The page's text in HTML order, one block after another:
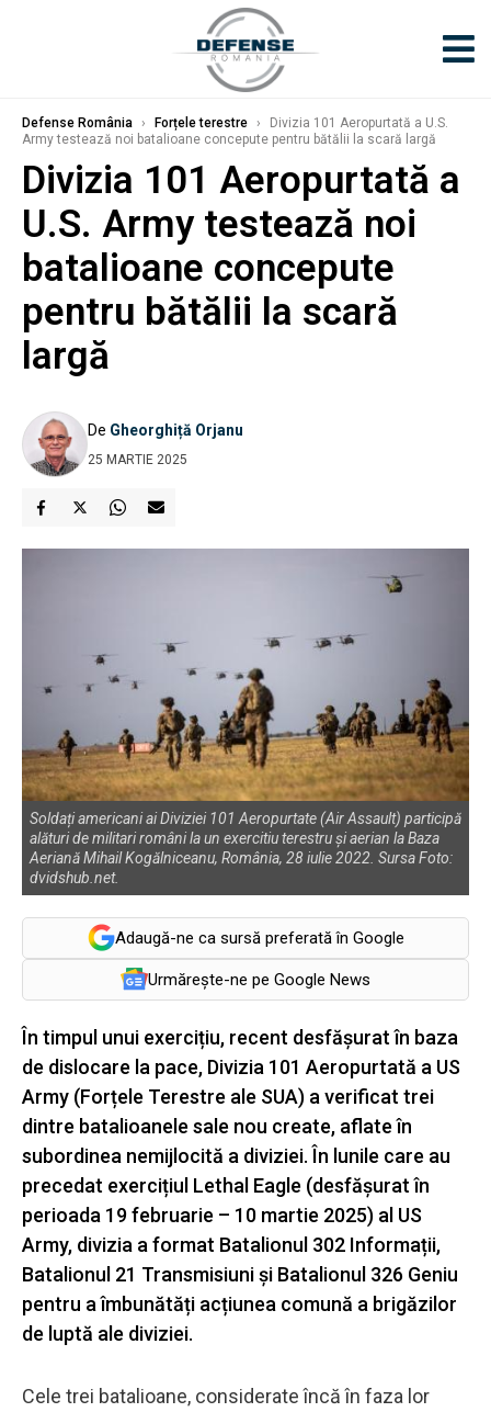
Defense România › Forțele terestre ›
Divizia 101 Aeropurtată a U.S.
Army testează noi batalioane concepute pentru bătălii la scară largă
Divizia 101 Aeropurtată a
U.S. Army testează noi
batalioane concepute
pentru bătălii la scară
largă
De Gheorghiță Orjanu
25 MARTIE 2025
Soldați americani ai Diviziei 101 Aeropurtate (Air Assault) participă
alături de militari români la un exercitiu terestru și aerian la Baza
Aeriană Mihail Kogălniceanu, România, 28 iulie 2022. Sursa Foto:
dvidshub.net.
Adaugă-ne ca sursă preferată în Google
Urmărește-ne pe Google News
În timpul unui exercițiu, recent desfășurat în baza
de dislocare la pace, Divizia 101 Aeropurtată a US
Army (Forțele Terestre ale SUA) a verificat trei
dintre batalioanele sale nou create, aflate în
subordinea nemijlocită a diviziei. În lunile care au
precedat exercițiul Lethal Eagle (desfășurat în
perioada 19 februarie – 10 martie 2025) al US
Army, divizia a format Batalionul 302 Informații,
Batalionul 21 Transmisiuni și Batalionul 326 Geniu
pentru a îmbunătăți acțiunea comună a brigăzilor
de luptă ale diviziei.
Cele trei batalioane, considerate încă în faza lor